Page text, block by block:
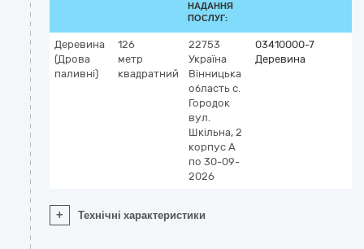
НАДАННЯ
ПОСЛУГ:
Деревина
(Дрова
паливні)
126
метр
квадратний
22753
Україна
Вінницька
область с.
Городок
вул.
Шкільна, 2
корпус А
по 30-09-
2026
03410000-7
Деревина
+ Технічні характеристики